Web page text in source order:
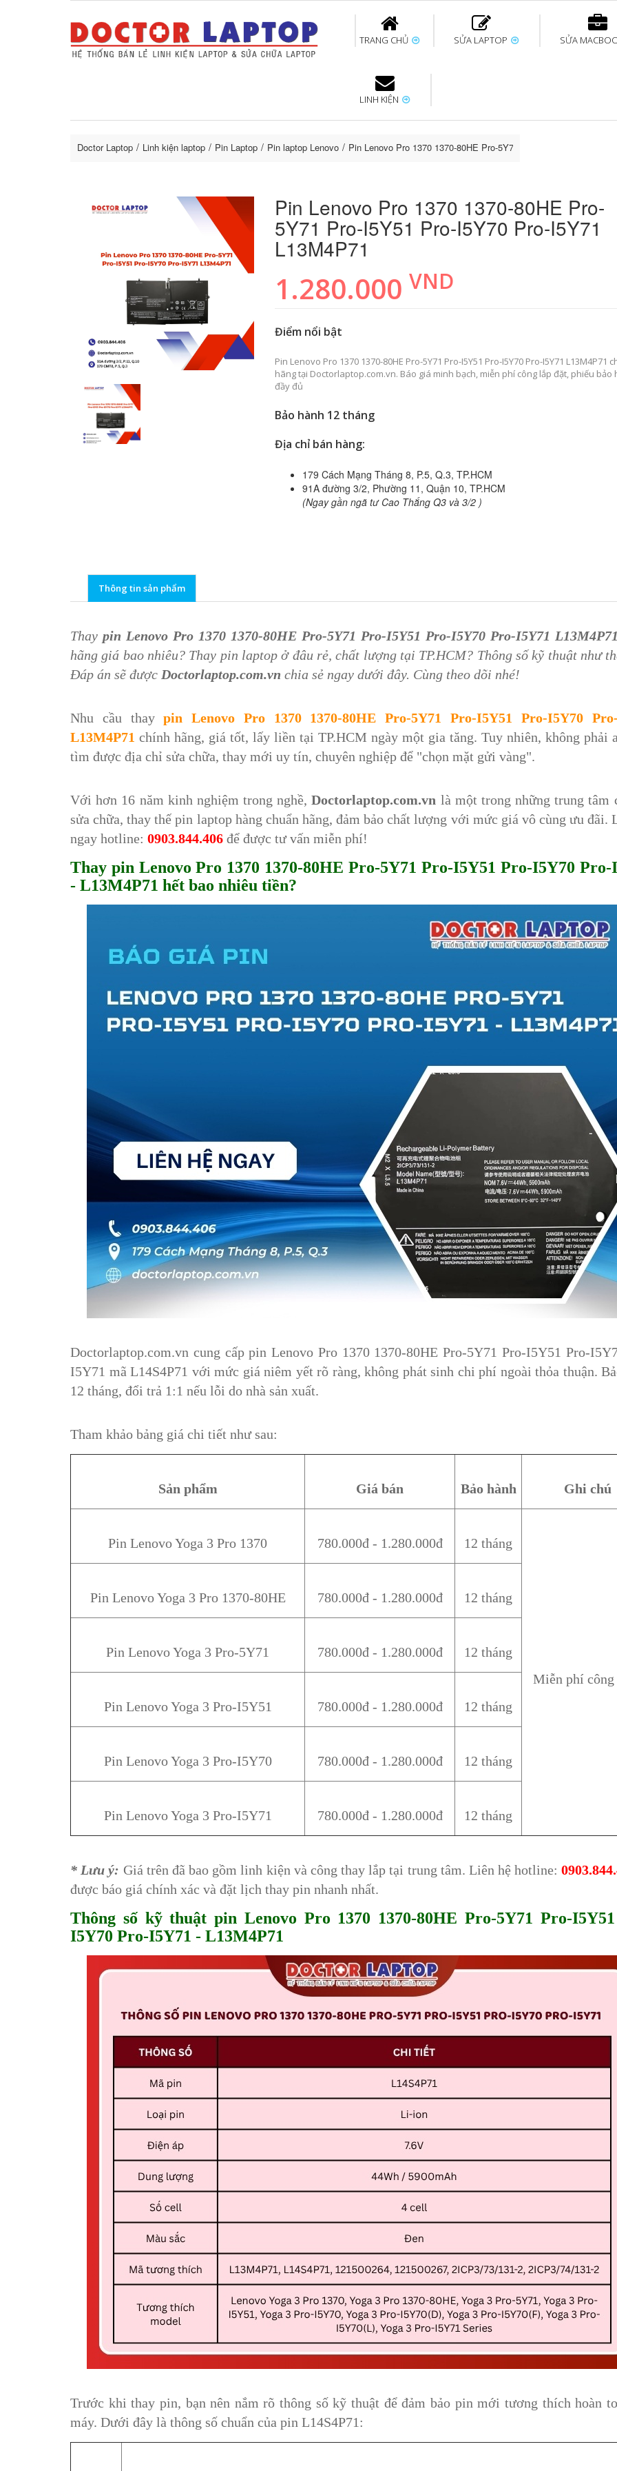
TRANG CHỦ SỬA LAPTOP
Sửa Laptop uy tín Thay bàn phím Thay màn hình Thay Pin
SỬA
Sửa Macbook uy tín Thay pin Macbook Thay màn hình
Thay pin Surface Sửa Surface không
LINH KIỆN
Doctor Laptop Linh kiện laptop Pin Laptop Pin laptop Lenovo Pin Lenovo Pro 1370 1370-80HE Pro-5Y71 Pro-I5Y51 Pro-I5Y70
Pin Lenovo Pro 1370 1370-80HE Pro-
5Y71 Pro-I5Y51 Pro-I5Y70 Pro-I5Y71
L13M4P71
1.280.000 VND
Điểm nổi bật
Pin Lenovo Pro 1370 1370-80HE Pro-5Y71 Pro-I5Y51 Pro-I5Y70 Pro-I5Y71 L13M4P71
hãng tại Doctorlaptop.com.vn. Báo giá minh bạch, miễn phí công lắp đặt, phiếu bảo
đầy đủ
Bảo hành 12 tháng
Địa chỉ bán hàng:
179 Cách Mạng Tháng 8, P.5, Q.3, TP.HCM
91A đường 3/2, Phường 11, Quận 10, TP.HCM
(Ngay gần ngã tư Cao Thắng Q3 và 3/2 )
Thông tin sản phẩm
Thay pin Lenovo Pro 1370 1370-80HE Pro-5Y71 Pro-I5Y51 Pro-I5Y70 Pro-I5Y71
hãng giá bao nhiêu? Thay pin laptop ở đâu rẻ, chất lượng tại TP.HCM? Thông số kỹ thuật như
Đáp án sẽ được Doctorlaptop.com.vn chia sẻ ngay dưới đây. Cùng theo dõi nhé!
Nhu cầu thaypin Lenovo Pro 1370 1370-80HE Pro-5Y71 Pro-I5Y51 Pro-I5Y70
L13M4P71 chính hãng, giá tốt, lấy liền tại TP.HCM ngày một gia tăng. Tuy nhiên, không phải
tìm được địa chỉ sửa chữa, thay mới uy tín, chuyên nghiệp để "chọn mặt gửi vàng".
Với hơn 16 năm kinh nghiệm trong nghề,Doctorlaptop.com.vn là một trong những trung tâm
sửa chữa, thay thế pin laptop hàng chuẩn hãng, đảm bảo chất lượng với mức giá vô cùng ưu đãi.
ngay hotline: 0903.844.406 để được tư vấn miễn phí!
Thay pin Lenovo Pro 1370 1370-80HE Pro-5Y71 Pro-I5Y51 Pro-I5Y70 Pro-
- L13M4P71 hết bao nhiêu tiền?
Doctorlaptop.com.vn cung cấp pin Lenovo Pro 1370 1370-80HE Pro-5Y71 Pro-I5Y51 Pro-
I5Y71 mã L14S4P71 với mức giá niêm yết rõ ràng, không phát sinh chi phí ngoài thỏa thuận.
12 tháng, đổi trả 1:1 nếu lỗi do nhà sản xuất.
Tham khảo bảng giá chi tiết như sau:
Sản phẩm Giá bán Bảo hành Ghi chú
Pin Lenovo Yoga 3 Pro 1370 780.000đ - 1.280.000đ 12 tháng
Miễn phí công
Pin Lenovo Yoga 3 Pro 1370-80HE 780.000đ - 1.280.000đ 12 tháng
Pin Lenovo Yoga 3 Pro-5Y71 780.000đ - 1.280.000đ 12 tháng
Pin Lenovo Yoga 3 Pro-I5Y51 780.000đ - 1.280.000đ 12 tháng
Pin Lenovo Yoga 3 Pro-I5Y70 780.000đ - 1.280.000đ 12 tháng
Pin Lenovo Yoga 3 Pro-I5Y71 780.000đ - 1.280.000đ 12 tháng
* Lưu ý: Giá trên đã bao gồm linh kiện và công thay lắp tại trung tâm. Liên hệ hotline:
được báo giá chính xác và đặt lịch thay pin nhanh nhất.
Thông số kỹ thuật pin Lenovo Pro 1370 1370-80HE Pro-5Y71 Pro-
I5Y70 Pro-I5Y71 - L13M4P71
Trước khi thay pin, bạn nên nắm rõ thông số kỹ thuật để đảm bảo pin mới tương thích hoàn
máy. Dưới đây là thông số chuẩn của pin L14S4P71: